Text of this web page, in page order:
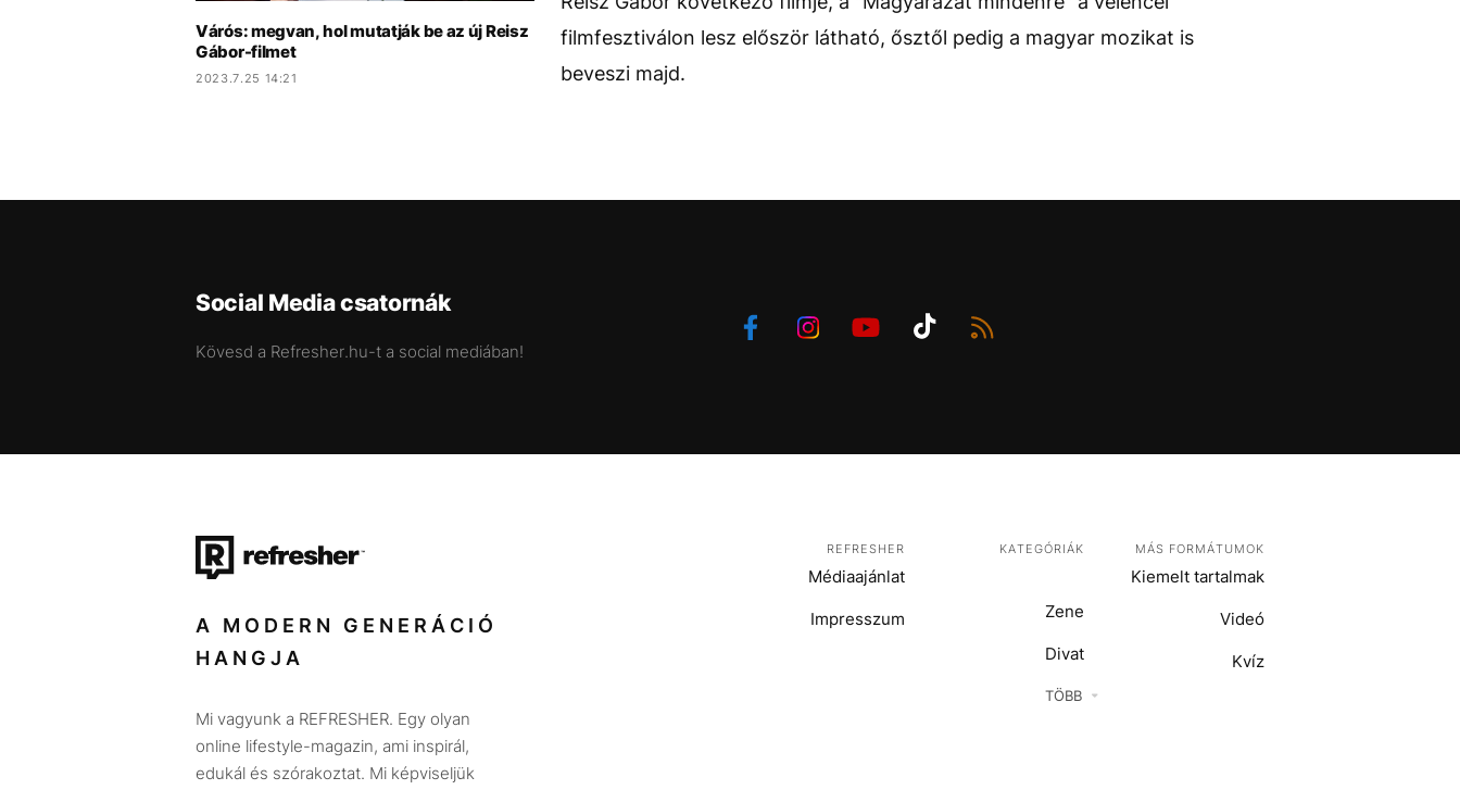
filmfesztiválon lesz először látható, ősztől pedig a magyar mozikat is
beveszi majd.
Várós: megvan, hol mutatják be az új Reisz
Gábor-filmet
2023.7.25 14:21
Social Media csatornák
Kövesd a Refresher.hu-t a social mediában!
A MODERN GENERÁCIÓ
HANGJA
Mi vagyunk a REFRESHER. Egy olyan
online lifestyle-magazin, ami inspirál,
edukál és szórakoztat. Mi képviseljük
REFRESHER
Médiaajánlat
Impresszum
KATEGÓRIÁK
TÖBB
Zene
Divat
Kultúra
MÁS FORMÁTUMOK
Kiemelt tartalmak
Videó
Kvíz